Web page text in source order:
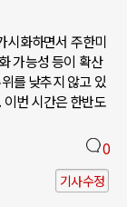
시화하면서 주한미
가능성 등이 확산
를 낮추지 않고 있
번 시간은 한반도
0
기사수정